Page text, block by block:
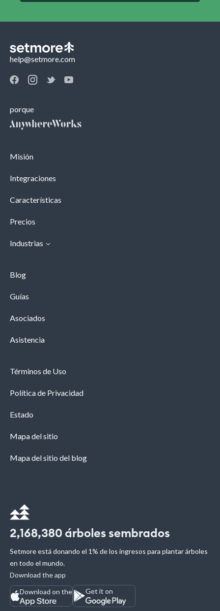
help@setmore.com
porque
Misión
Integraciones
Características
Precios
Industrias
Blog
Guías
Asociados
Asistencia
Términos de Uso
Política de Privacidad
Estado
Mapa del sitio
Mapa del sitio del blog
2,168,380 árboles sembrados
Setmore está donando el 1% de los ingresos para plantar árboles
en todo el mundo.
Download the app
Download on the
Get it on